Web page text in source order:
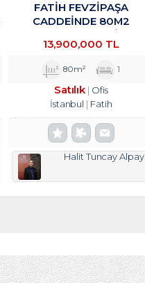
FATİH FEVZİPAŞA
CADDEİNDE 80M2
TROYKADAN
13,900,000 TL
80m² 1
Satılık
Ofis
İstanbul
Fatih
Halit Tuncay Alpay